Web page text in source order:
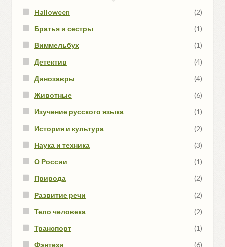
Halloween
(2)
Братья и сестры
(1)
Виммельбух
(1)
Детектив
(4)
Динозавры
(4)
Животные
(6)
Изучение русского языка
(1)
История и культура
(2)
Наука и техника
(3)
О России
(1)
Природа
(2)
Развитие речи
(2)
Тело человека
(2)
Транспорт
(1)
Фэнтези
(6)